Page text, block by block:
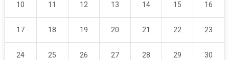
10 11 12 13 14 15 16
17 18 19 20 21 22 23
24 25 26 27 28 29 30